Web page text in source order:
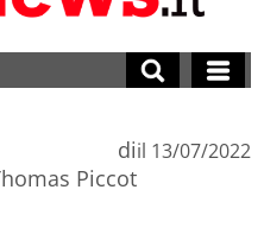
di
Piccot
il 13/07/2022